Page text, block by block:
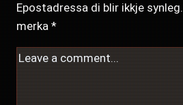
Epostadressa di blir ikkje synleg.
merka *